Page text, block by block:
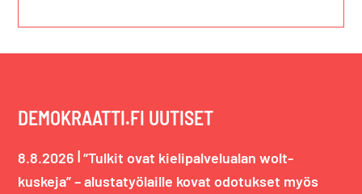
DEMOKRAATTI.FI UUTISET
8.8.2026 |“Tulkit ovat kielipalvelualan wolt-
kuskeja” – alustatyölaille kovat odotukset myös